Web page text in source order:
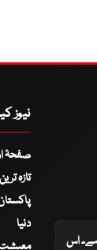
ہے۔ اس
نیوز
صفحۂ
تازہ ترین
دنیا